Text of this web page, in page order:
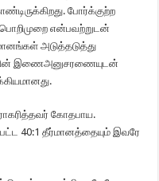
போர்க்குற்ற
என்பவற்றுடன்
அடுத்தடுத்து
இணைஅனுசரணையுடன்
கோதபாய.
40:1 தீர்மானத்தையும் இவரே